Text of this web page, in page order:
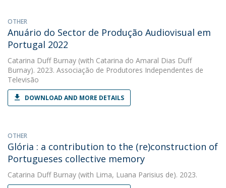
OTHER
Anuário do Sector de Produção Audiovisual em
Portugal 2022
Catarina Duff Burnay (with Catarina do Amaral Dias Duff
Burnay). 2023. Associação de Produtores Independentes de
Televisão
DOWNLOAD AND MORE DETAILS
OTHER
Glória : a contribution to the (re)construction of
Portugueses collective memory
Catarina Duff Burnay (with Lima, Luana Parisius de). 2023.